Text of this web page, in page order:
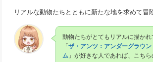
リアルな動物たちとともに新たな地を求めて冒
動物たちがとてもリアルに描かれ
「 ザ・アンツ：アンダーグラウン
ム」が好きな人であれば、こちら